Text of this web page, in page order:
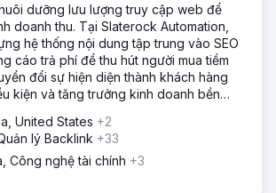
dưỡng lưu lượng truy cập web để
doanh thu. Tại Slaterock Automation,
hệ thống nội dung tập trung vào SEO
cáo trả phí để thu hút người mua tiềm
đổi sự hiện diện thành khách hàng
kiện và tăng trưởng kinh doanh bền
United States +2
lý Backlink +33
Công nghệ tài chính +3